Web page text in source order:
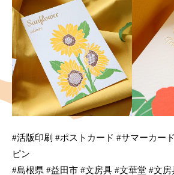
#活版印刷 #ポストカード #サマーカー
ピン
#島根県 #益田市 #文房具 #文華堂 #文